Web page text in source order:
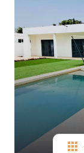
BLOG